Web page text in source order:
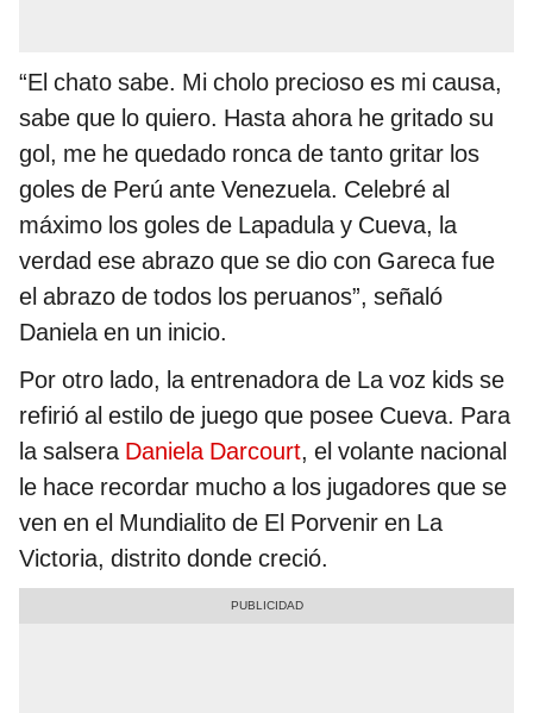
“El chato sabe. Mi cholo precioso es mi causa,
sabe que lo quiero. Hasta ahora he gritado su
gol, me he quedado ronca de tanto gritar los
goles de Perú ante Venezuela. Celebré al
máximo los goles de Lapadula y Cueva, la
verdad ese abrazo que se dio con Gareca fue
el abrazo de todos los peruanos”, señaló
Daniela en un inicio.
Por otro lado, la entrenadora de La voz kids se
refirió al estilo de juego que posee Cueva. Para
la salsera Daniela Darcourt, el volante nacional
le hace recordar mucho a los jugadores que se
ven en el Mundialito de El Porvenir en La
Victoria, distrito donde creció.